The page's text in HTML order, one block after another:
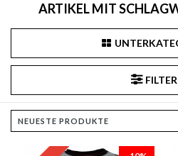
ARTIKEL MIT
FILTER